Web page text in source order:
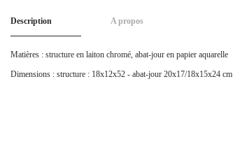
Description A propos
Matières : structure en laiton chromé, abat-jour en papier aquarelle
Dimensions : structure : 18x12x52 - abat-jour 20x17/18x15x24 cm